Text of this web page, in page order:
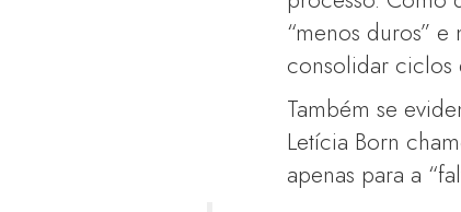
“menos duros”
consolidar ciclos
Também se
Letícia Born
apenas para a